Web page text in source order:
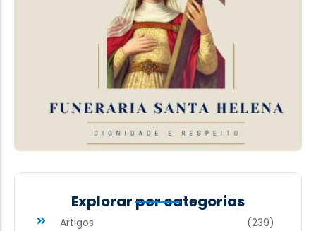
Explorar por categorias
Artigos
(239)